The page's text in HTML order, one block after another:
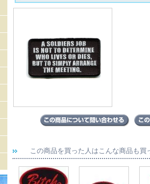
この商品を買った人はこんな商品も買